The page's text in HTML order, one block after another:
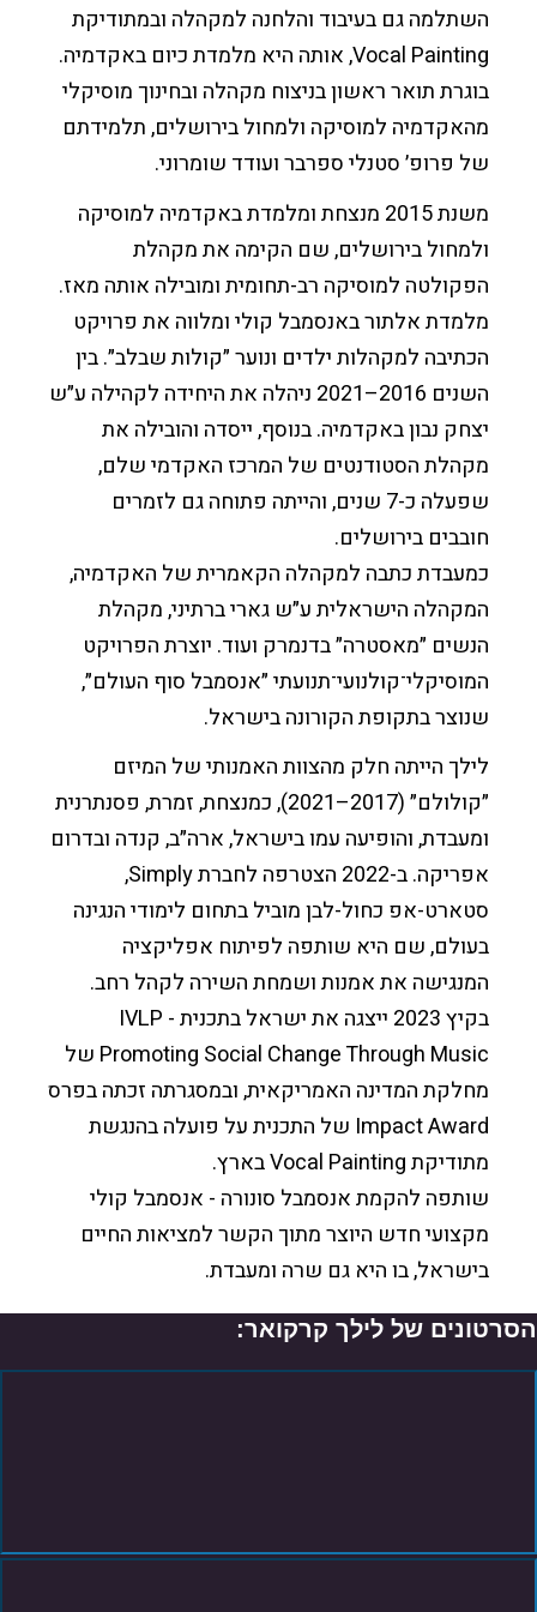
השתלמה גם בעיבוד והלחנה למקהלה ובמתודיקת
Vocal Painting, אותה היא מלמדת כיום באקדמיה.
בוגרת תואר ראשון בניצוח מקהלה ובחינוך מוסיקלי
מהאקדמיה למוסיקה ולמחול בירושלים, תלמידתם
של פרופ׳ סטנלי ספרבר ועודד שומרוני.
משנת 2015 מנצחת ומלמדת באקדמיה למוסיקה
ולמחול בירושלים, שם הקימה את מקהלת
הפקולטה למוסיקה רב-תחומית ומובילה אותה מאז.
מלמדת אלתור באנסמבל קולי ומלווה את פרויקט
הכתיבה למקהלות ילדים ונוער ״קולות שבלב״. בין
השנים 2016–2021 ניהלה את היחידה לקהילה ע״ש
יצחק נבון באקדמיה. בנוסף, ייסדה והובילה את
מקהלת הסטודנטים של המרכז האקדמי שלם,
שפעלה כ-7 שנים, והייתה פתוחה גם לזמרים
חובבים בירושלים.
כמעבדת כתבה למקהלה הקאמרית של האקדמיה,
המקהלה הישראלית ע״ש גארי ברתיני, מקהלת
הנשים ״מאסטרה״ בדנמרק ועוד. יוצרת הפרויקט
המוסיקלי־קולנועי־תנועתי ״אנסמבל סוף העולם״,
שנוצר בתקופת הקורונה בישראל.
לילך הייתה חלק מהצוות האמנותי של המיזם
״קולולם״ (2017–2021), כמנצחת, זמרת, פסנתרנית
ומעבדת, והופיעה עמו בישראל, ארה״ב, קנדה ובדרום
אפריקה. ב-2022 הצטרפה לחברת Simply,
סטארט-אפ כחול-לבן מוביל בתחום לימודי הנגינה
בעולם, שם היא שותפה לפיתוח אפליקציה
המנגישה את אמנות ושמחת השירה לקהל רחב.
בקיץ 2023 ייצגה את ישראל בתכנית IVLP -
Promoting Social Change Through Music של
מחלקת המדינה האמריקאית, ובמסגרתה זכתה בפרס
Impact Award של התכנית על פועלה בהנגשת
מתודיקת Vocal Painting בארץ.
שותפה להקמת אנסמבל סונורה - אנסמבל קולי
מקצועי חדש היוצר מתוך הקשר למציאות החיים
בישראל, בו היא גם שרה ומעבדת.
הסרטונים של לילך קרקואר: